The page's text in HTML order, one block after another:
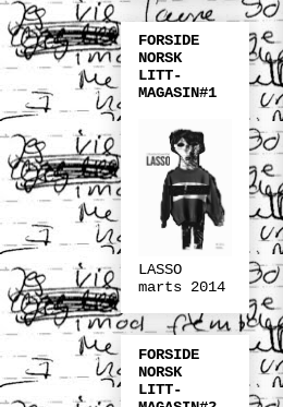
FORSIDE
NORSK
LITT-
MAGASIN#1
LASSO
marts 2014
FORSIDE
NORSK
LITT-